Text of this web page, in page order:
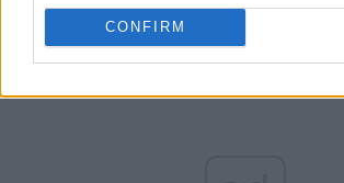
CONFIRM